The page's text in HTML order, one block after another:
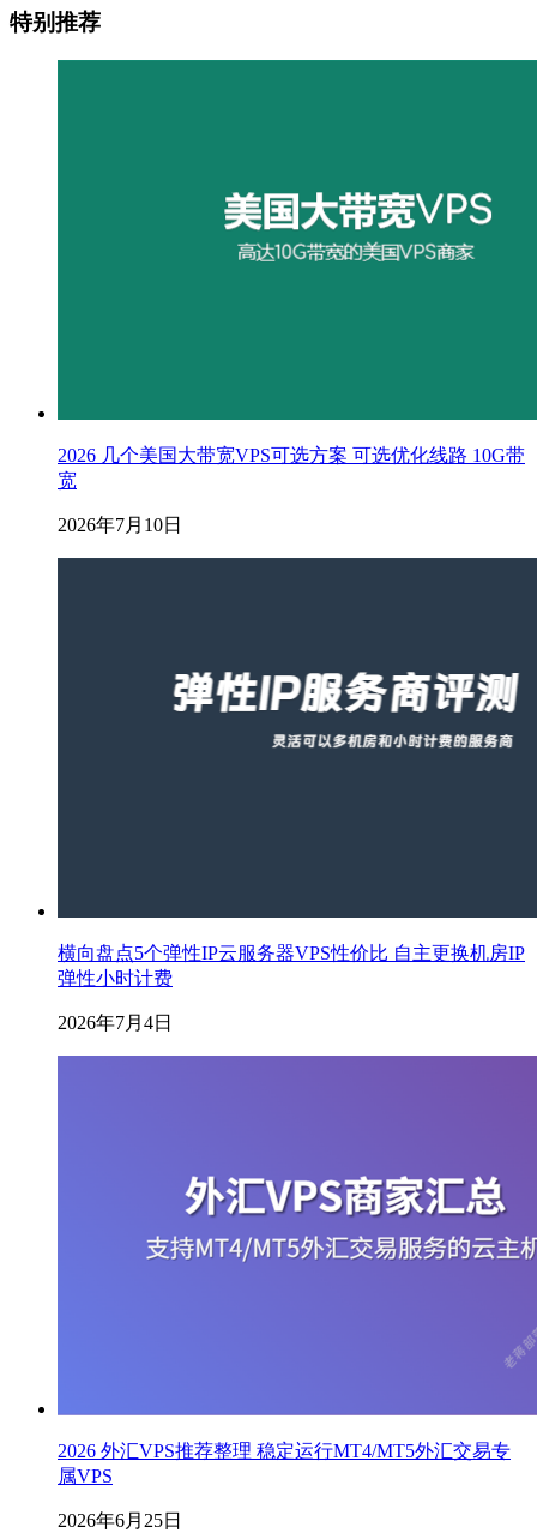
特别推荐
2026 几个美国大带宽VPS可选方案 可选优化线路 10G带
宽
2026年7月10日
横向盘点5个弹性IP云服务器VPS性价比 自主更换机房IP
弹性小时计费
2026年7月4日
2026 外汇VPS推荐整理 稳定运行MT4/MT5外汇交易专
属VPS
2026年6月25日